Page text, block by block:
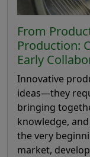
From
Production:
Early
Innovative
ideas—they
bringing
knowledge,
the very
market,